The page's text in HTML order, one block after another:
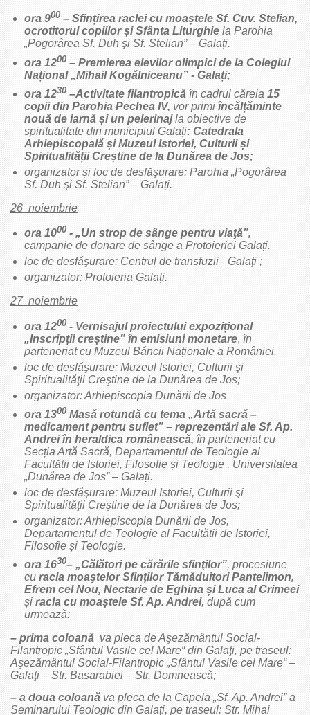
ora 900 – Sfințirea raclei cu moaștele Sf. Cuv. Stelian,
ocrotitorul copiilor și Sfânta Liturghie la Parohia
„Pogorârea Sf. Duh şi Sf. Stelian” – Galați.
ora 1200 – Premierea elevilor olimpici de la Colegiul
Național „Mihail Kogălniceanu” - Galați;
ora 1230 –Activitate filantropică în cadrul căreia 15
copii din Parohia Pechea IV, vor primi încălțăminte
nouă de iarnă și un pelerinajla obiective de
spiritualitate din municipiul Galați: Catedrala
Arhiepiscopală și Muzeul Istoriei, Culturii și
Spiritualității Creștine de la Dunărea de Jos;
organizator și loc de desfăşurare: Parohia „Pogorârea
Sf. Duh şi Sf. Stelian” – Galați.
26 noiembrie
ora 1000 - „Un strop de sânge pentru viaţă”,
campanie de donare de sânge a Protoieriei Galați.
loc de desfăşurare: Centrul de transfuzii– Galaţi ;
organizator: Protoieria Galați.
27 noiembrie
ora 1200 - Vernisajul proiectului expozițional
„Inscripții creștine” în emisiuni monetare, în
parteneriat cu Muzeul Băncii Naționale a României.
loc de desfăşurare: Muzeul Istoriei, Culturii şi
Spiritualităţii Creştine de la Dunărea de Jos;
organizator: Arhiepiscopia Dunării de Jos
ora 1300 Masă rotundă cu tema „Artă sacră –
medicament pentru suflet” – reprezentări ale Sf. Ap.
Andrei în heraldica românească, în parteneriat cu
Secția Artă Sacră, Departamentul de Teologie al
Facultății de Istoriei, Filosofie și Teologie , Universitatea
„Dunărea de Jos” – Galați.
loc de desfăşurare: Muzeul Istoriei, Culturii şi
Spiritualităţii Creştine de la Dunărea de Jos;
organizator: Arhiepiscopia Dunării de Jos,
Departamentul de Teologie al Facultății de Istoriei,
Filosofie și Teologie.
ora 1630– „Călători pe cărările sfinţilor”, procesiune
cu racla moaştelorSfinților Tămăduitori Pantelimon,
Efrem cel Nou, Nectarie de Eghina și Luca al Crimeei
și racla cu moaștele Sf. Ap. Andrei, după cum
urmează:
– prima coloană va pleca deAşezământul Social-
Filantropic „Sfântul Vasile cel Mare“ din Galaţi, pe traseul:
Aşezământul Social-Filantropic „Sfântul Vasile cel Mare“ –
Galaţi – Str. Basarabiei – Str. Domnească;
– a doua coloană va pleca de la Capela „Sf. Ap. Andrei” a
Seminarului Teologic din Galați, pe traseul: Str. Mihai